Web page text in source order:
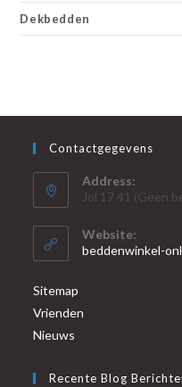
Dekbedden
Contactgegevens
Address:
Jol 17 41 (Geen
Website:
beddenwinkel-
Sitemap
Vrienden
Nieuws
Recente Blog